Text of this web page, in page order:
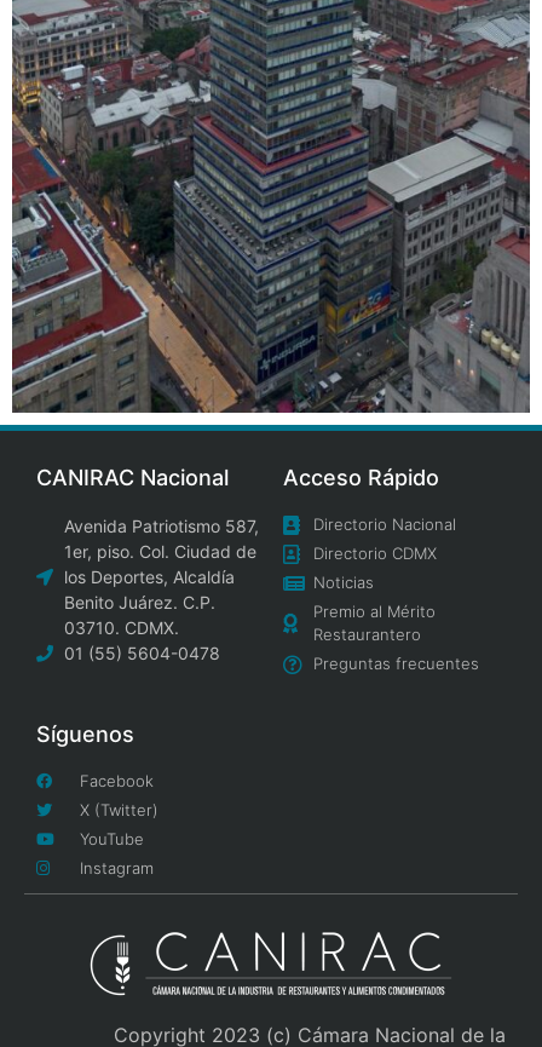
CANIRAC Nacional
Avenida Patriotismo 587,
1er, piso. Col. Ciudad de
los Deportes, Alcaldía
Benito Juárez. C.P.
03710. CDMX.
01 (55) 5604-0478
Acceso Rápido
Directorio Nacional
Directorio CDMX
Noticias
Premio al Mérito
Restaurantero
Preguntas frecuentes
Síguenos
Facebook
X (Twitter)
YouTube
Instagram
Copyright 2023 (c) Cámara Nacional de la